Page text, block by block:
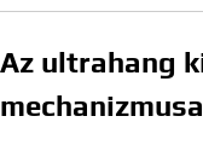
Az ultrahang
mechanizmusa